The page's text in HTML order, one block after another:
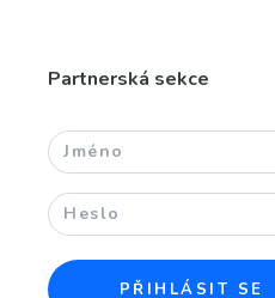
Partnerská sekce
PŘIHLÁSIT SE